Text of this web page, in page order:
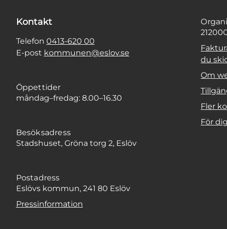
Kontakt
Telefon 0413-620 00
E-post kommunen@eslov.se
Öppettider
måndag–fredag: 8.00–16.30
Besöksadress
Stadshuset, Gröna torg 2, Eslöv
Postadress
Eslövs kommun, 241 80 Eslöv
Pressinformation
du
Om
Fler
För